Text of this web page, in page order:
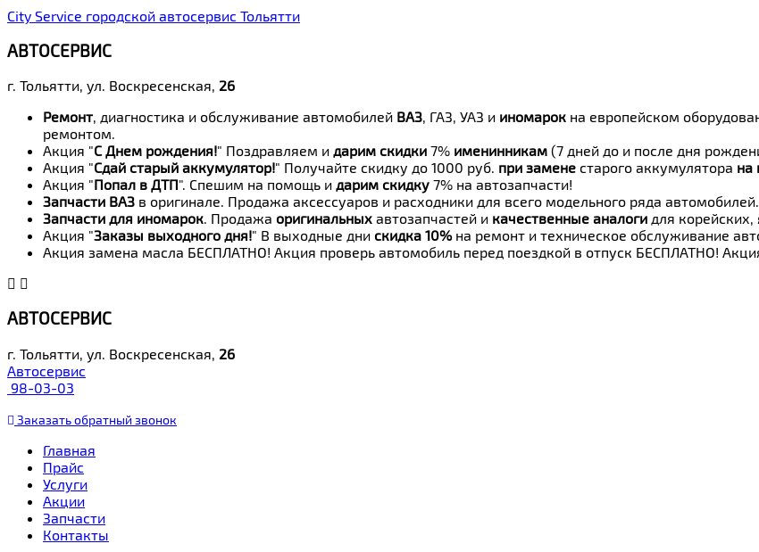
City Service городской автосервис Тольятти
АВТОСЕРВИС
г. Тольятти, ул. Воскресенская, 26
Ремонт, диагностика и обслуживание автомобилей ВАЗ, ГАЗ, УАЗ и иномарок на европейском
ремонтом.
Акция "С Днем рождения!" Поздравляем и дарим скидки 7% именинникам (7 дней до и после дня
Акция "Сдай старый аккумулятор!" Получайте скидку до 1000 руб. при замене старого аккумулятора на
Акция "Попал в ДТП". Спешим на помощь и дарим скидку 7% на автозапчасти!
Запчасти ВАЗ в оригинале. Продажа аксессуаров и расходники для всего модельного ряда автомобилей.
Запчасти для иномарок. Продажа оригинальных автозапчастей и качественные аналоги для
Акция "Заказы выходного дня!" В выходные дни скидка 10%на ремонт и техническое обслуживание
Акция замена масла БЕСПЛАТНО! Акция проверь автомобиль перед поездкой в отпуск БЕСПЛАТНО!
АВТОСЕРВИС
г. Тольятти, ул. Воскресенская, 26
Автосервис
98-03-03
Заказатьобратныйзвонок
Главная
Прайс
Услуги
Акции
Запчасти
Контакты